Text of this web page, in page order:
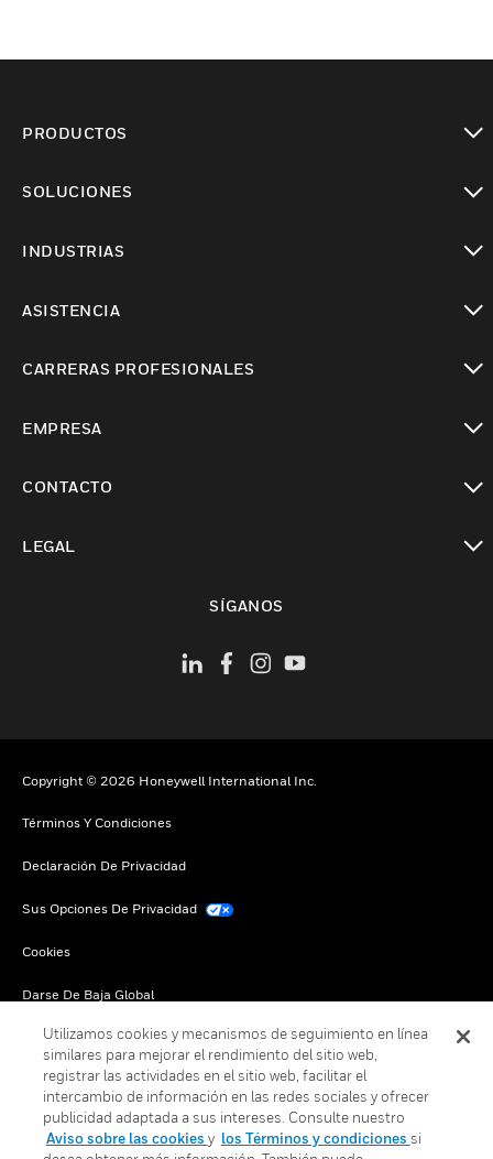
PRODUCTOS
SOLUCIONES
INDUSTRIAS
ASISTENCIA
CARRERAS PROFESIONALES
EMPRESA
CONTACTO
LEGAL
SÍGANOS
Copyright © 2026 Honeywell International Inc.
Términos Y Condiciones
Declaración De Privacidad
Sus Opciones De Privacidad
Cookies
Darse De Baja Global
Utilizamos cookies y mecanismos de seguimiento en línea
similares para mejorar el rendimiento del sitio web,
registrar las actividades en el sitio web, facilitar el
intercambio de información en las redes sociales y ofrecer
publicidad adaptada a sus intereses. Consulte nuestro
Aviso sobre las cookies y los Términos y condiciones si